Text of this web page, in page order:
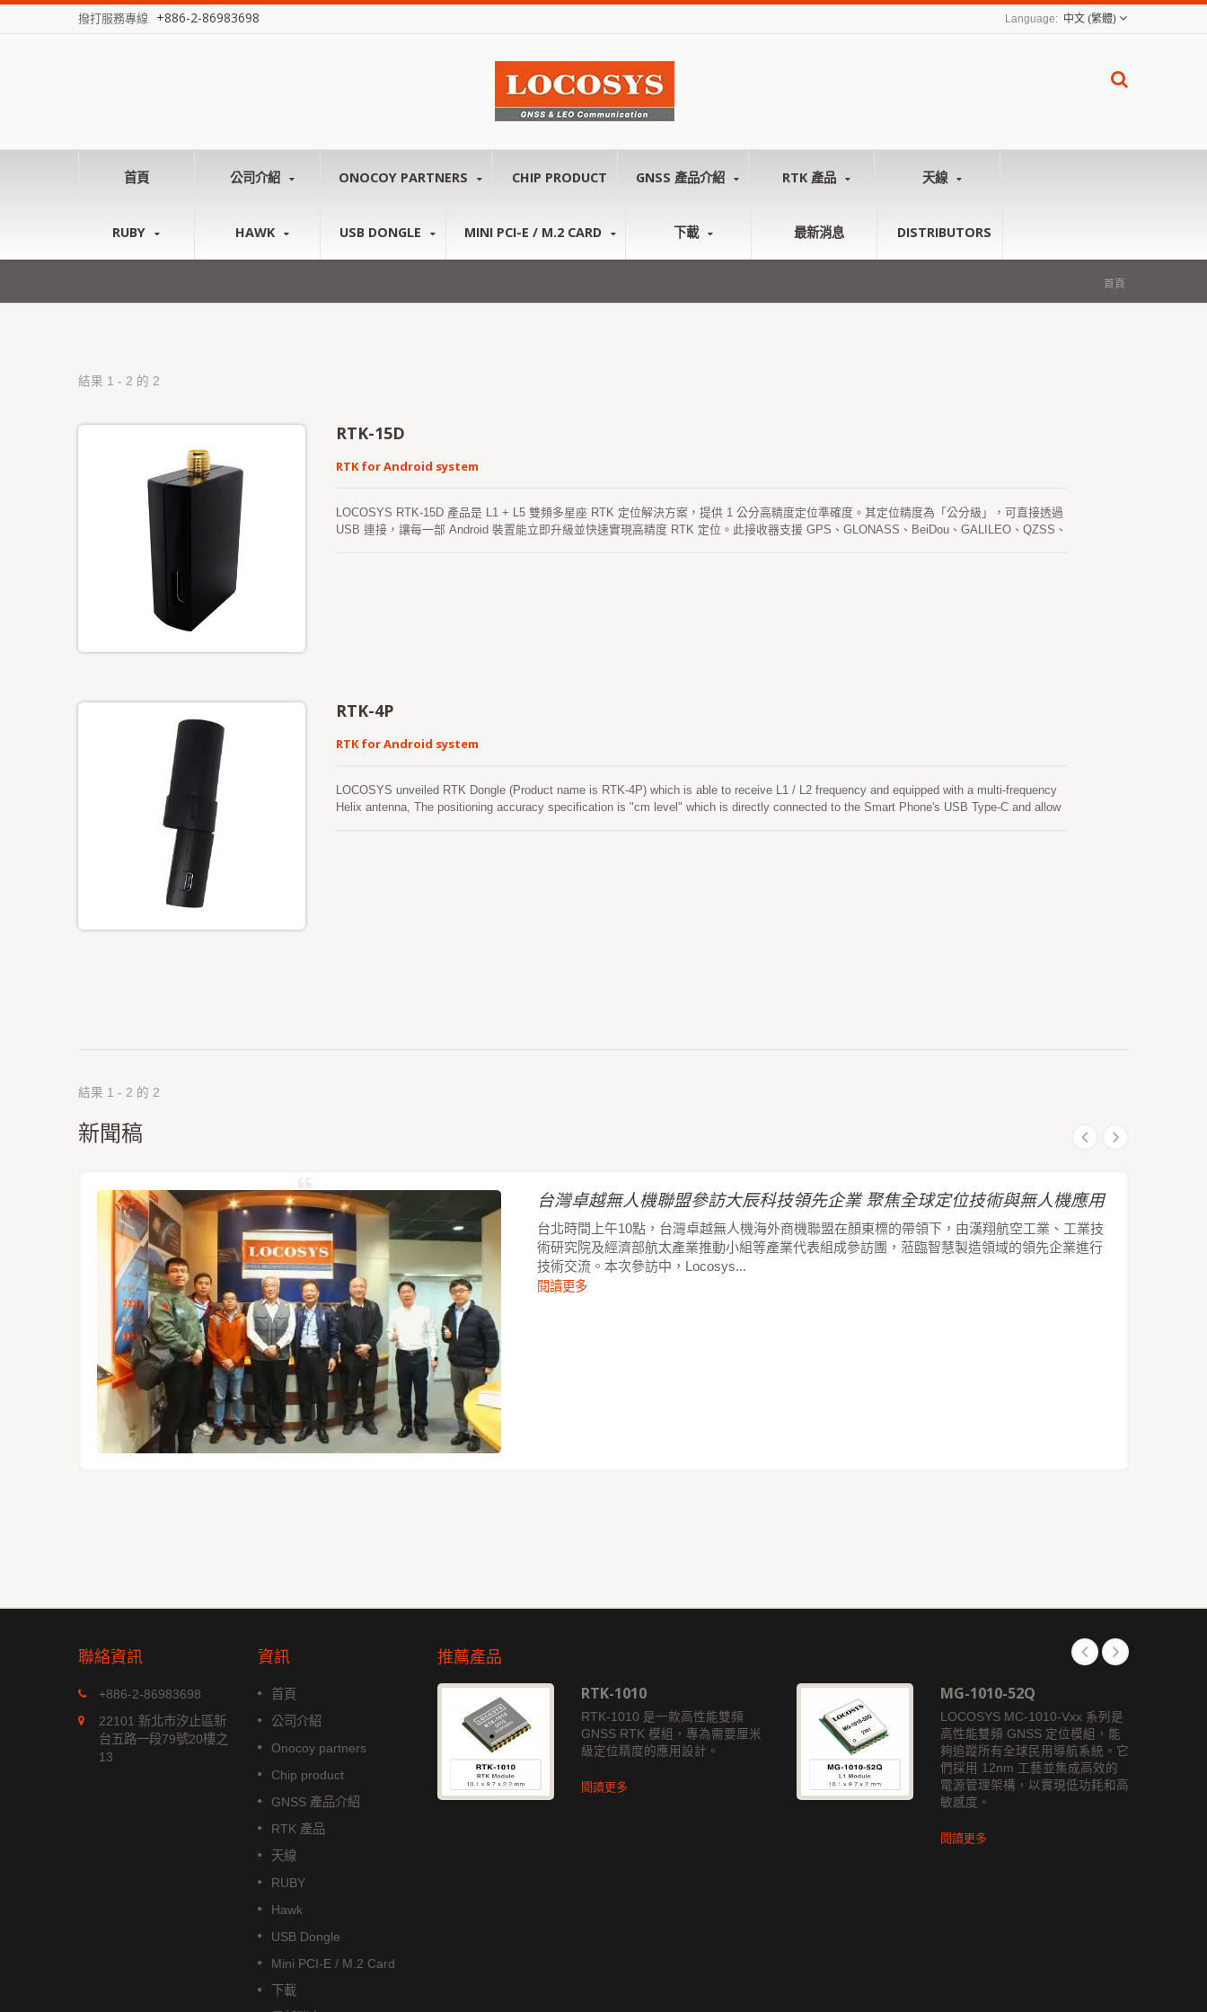
撥打服務專線 +886-2-86983698 中文 (繁體)
首頁 公司介紹 ONOCOY PARTNERS CHIP PRODUCT GNSS 產品介紹 RTK 產品 天線
RUBY HAWK USB DONGLE MINI PCI-E / M.2 CARD 下載 最新消息 DISTRIBUTORS
首頁
結果 1 - 2 的 2
RTK-15D
RTK for Android system
LOCOSYS RTK-15D 產品是 L1 + L5 雙頻多星座 RTK 定位解決方案，提供 1 公分高精度定位準確度。其定位精度為「公分級」，可直接透過
USB 連接，讓每一部 Android 裝置能立即升級並快速實現高精度 RTK 定位。此接收器支援 GPS、GLONASS、BeiDou、GALILEO、QZSS、
RTK-4P
RTK for Android system
LOCOSYS unveiled RTK Dongle (Product name is RTK-4P) which is able to receive L1 / L2 frequency and equipped with a multi-frequency
Helix antenna, The positioning accuracy specification is "cm level" which is directly connected to the Smart Phone's USB Type-C and allow
結果 1 - 2 的 2
新聞稿
台灣卓越無人機聯盟參訪大辰科技領先企業 聚焦全球定位技術與無人機應用
台北時間上午10點，台灣卓越無人機海外商機聯盟在顏東標的帶領下，由漢翔航空工業、工業技
術研究院及經濟部航太產業推動小組等產業代表組成參訪團，蒞臨智慧製造領域的領先企業進行
技術交流。本次參訪中，Locosys...
閱讀更多
聯絡資訊
+886-2-86983698
22101 新北市汐止區新
台五路一段79號20樓之
13
資訊
首頁
公司介紹
Onocoy partners
Chip product
GNSS 產品介紹
RTK 產品
天線
RUBY
Hawk
USB Dongle
Mini PCI-E / M.2 Card
下載
推薦產品
MGS-1513-52Q
MGS-1513-52Q 是一款完整的獨
立多頻 GNSS 智能天線模組，包
含嵌入式貼片天線和基於 Airoha
AG3352Q 平台的 GNSS 接收電
RTK-1010
RTK-1010 是一款高性能雙頻
GNSS RTK 模組，專為需要厘米
級定位精度的應用設計。
閱讀更多
MG-1010-52Q
LOCOSYS MC-1010-Vxx 系列是
高性能雙頻 GNSS 定位模組，能
夠追蹤所有全球民用導航系統。它
們採用 12nm 工藝並集成高效的
電源管理架構，以實現低功耗和高
敏感度。
閱讀更多